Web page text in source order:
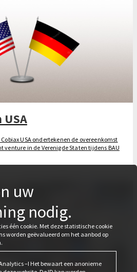
USA
USA ondertekenen de overeenkomst
venture in de Verenigde Staten tijdens BAU
uw
nodig.
één cookie. Met deze statistische cookie
worden geëvalueerd om het aanbod op
Analytics –I Het bewaart een anonieme